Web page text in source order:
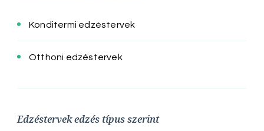
Konditermi edzéstervek
Otthoni edzéstervek
Edzéstervek edzés típus szerint